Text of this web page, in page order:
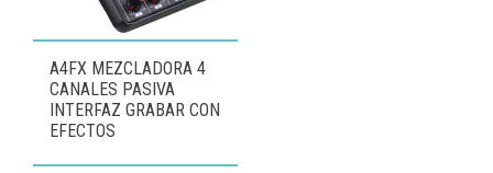
A4FX MEZCLADORA 4
CANALES PASIVA
INTERFAZ GRABAR CON
EFECTOS